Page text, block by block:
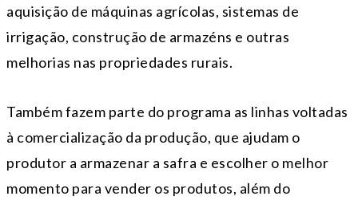
aquisição de máquinas agrícolas, sistemas de
irrigação, construção de armazéns e outras
melhorias nas propriedades rurais.
Também fazem parte do programa as linhas voltadas
à comercialização da produção, que ajudam o
produtor a armazenar a safra e escolher o melhor
momento para vender os produtos, além do